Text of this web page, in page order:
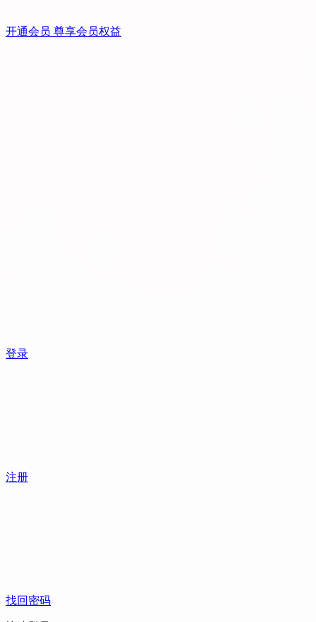
开通会员 尊享会员权益
登录
注册
找回密码